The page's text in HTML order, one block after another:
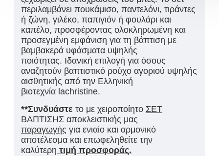
περιλαμβάνει πουκάμισο, παντελόνι, τιράντες
ή ζώνη, γιλέκο, παπιγιόν ή φουλάρι και
καπέλο, προσφέροντας ολοκληρωμένη και
προσεγμένη εμφάνιση για τη βάπτιση με
βαμβακερά υφάσματα υψηλής
ποιότητας. Ιδανική επιλογή για όσους
αναζητούν βαπτιστικό ρούχο αγοριού υψηλής
αισθητικής από την Ελληνική
βιοτεχνία lachristine.
**Συνδυάστε το με χειροποίητο ΣΕΤ
ΒΑΠΤΙΣΗΣ αποκλειστικής μας
παραγωγής για ενιαίο και αρμονικό
αποτέλεσμα και επωφεληθείτε την
καλύτερη τιμή προσφοράς.